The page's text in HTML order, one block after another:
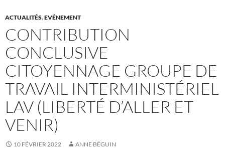
ACTUALITÉS,EVÉNEMENT
CONTRIBUTION
CONCLUSIVE
CITOYENNAGE GROUPE DE
TRAVAIL INTERMINISTÉRIEL
LAV (LIBERTÉ D’ALLER ET
VENIR)
10 FÉVRIER 2022 ANNE BÉGUIN